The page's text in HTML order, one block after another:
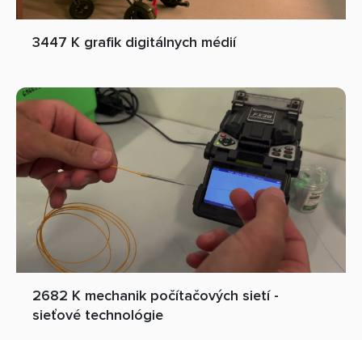
3447 K grafik digitálnych médií
2682 K mechanik počítačových sietí -
sieťové technológie